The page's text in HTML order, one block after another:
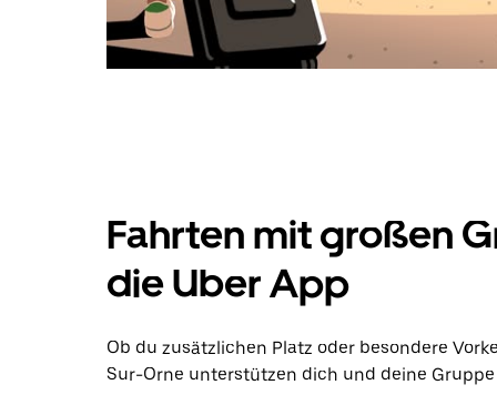
Fahrten mit großen
die Uber App
Ob du zusätzlichen Platz oder besondere
Sur-Orne unterstützen dich und deine